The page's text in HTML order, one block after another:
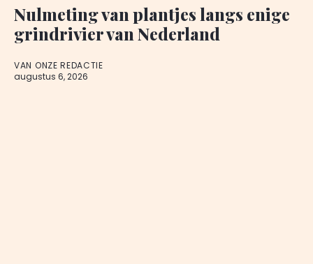
Nulmeting van plantjes langs enige
grindrivier van Nederland
VAN ONZE REDACTIE
augustus 6, 2026